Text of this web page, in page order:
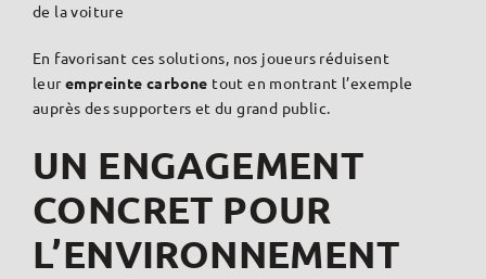
de la voiture
En favorisant ces solutions, nos joueurs réduisent
leurempreinte carbone tout en montrant l’exemple
auprès des supporters et du grand public.
UN ENGAGEMENT
CONCRET POUR
L’ENVIRONNEMENT